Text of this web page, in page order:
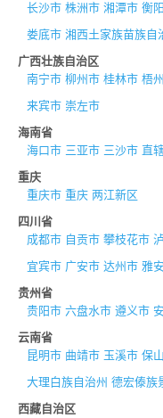
长沙市 株洲市 湘潭市 衡
娄底市 湘西土家族苗族自
广西壮族自治区
南宁市 柳州市 桂林市 梧
来宾市 崇左市
海南省
海口市 三亚市 三沙市 直
重庆
重庆市 重庆 两江新区
四川省
成都市 自贡市 攀枝花市
宜宾市 广安市 达州市 雅
贵州省
贵阳市 六盘水市 遵义市
云南省
昆明市 曲靖市 玉溪市 保
大理白族自治州 德宏傣族
西藏自治区